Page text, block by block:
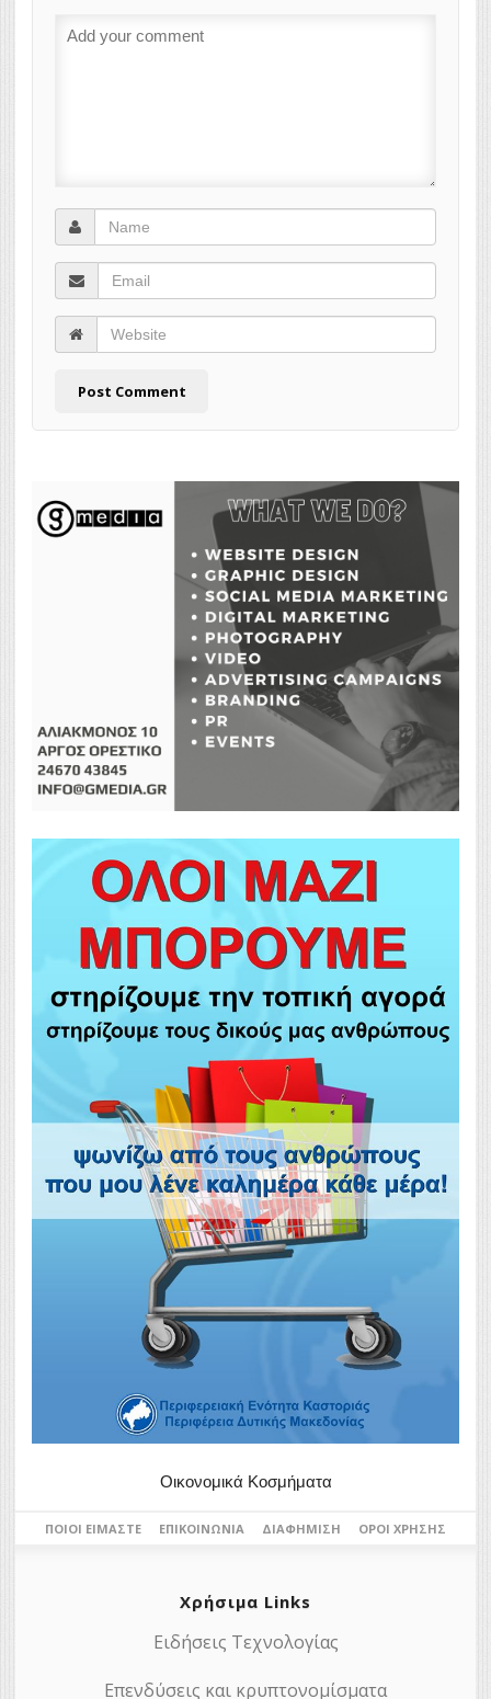
Οικονομικά Κοσμήματα
ΠΟΙΟΙ ΕΊΜΑΣΤΕ ΕΠΙΚΟΙΝΩΝΊΑ ΔΙΑΦΉΜΙΣΗ ΌΡΟΙ ΧΡΉΣΗΣ
Χρήσιμα Links
Ειδήσεις Τεχνολογίας
Επενδύσεις και κρυπτονομίσματα